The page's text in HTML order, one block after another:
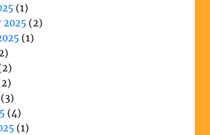
(1)
2025 (2)
(1)
(3)
(4)
(1)